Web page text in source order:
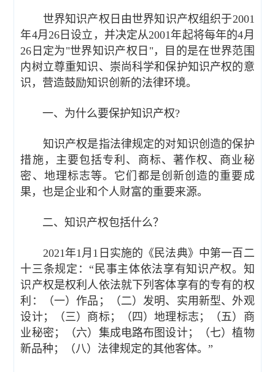
世界知识产权日由世界知识产权组织于2001
年4月26日设立，并决定从2001年起将每年的4月
26日定为"世界知识产权日"，目的是在世界范围
内树立尊重知识、崇尚科学和保护知识产权的意
识，营造鼓励知识创新的法律环境。
一、为什么要保护知识产权?
知识产权是指法律规定的对知识创造的保护
措施，主要包括专利、商标、著作权、商业秘
密、地理标志等。它们都是创新创造的重要成
果，也是企业和个人财富的重要来源。
二、知识产权包括什么？
2021年1月1日实施的《民法典》中第一百二
十三条规定：“民事主体依法享有知识产权。知
识产权是权利人依法就下列客体享有的专有的权
利：（一）作品；（二）发明、实用新型、外观
设计；（三）商标；（四）地理标志；（五）商
业秘密；（六）集成电路布图设计；（七）植物
新品种；（八）法律规定的其他客体。”